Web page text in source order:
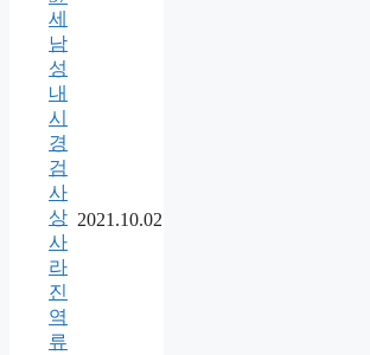
세
남
성
내
시
경
검
사
상
사
라
진
역
류
2021.10.02